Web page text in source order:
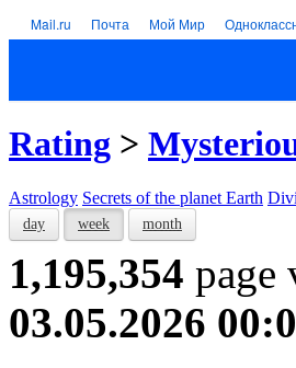
Mail.ru Почта Мой Мир
Rating >
Astrology Secrets of the planet Earth
day week month
1,195,354 page
03.05.2026